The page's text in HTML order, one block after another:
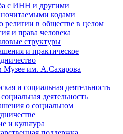
с ИНН и другими
кодами
религии в обществе в целом
и права человека
структуры
и практическое
Музее им. А.Сахарова
и социальная деятельность
деятельность
о социальном
и культура